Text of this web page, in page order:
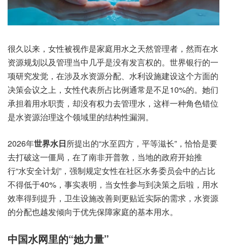
很久以来，女性被视作是家庭用水之天然管理者，然而在水
资源规划以及管理当中几乎是没有发言权的。世界银行的一
项研究发觉，在涉及水资源分配、水利设施建设这个方面的
决策会议之上，女性代表所占比例通常是不足10%的。她们
承担着用水职责，却没有权力去管理水，这样一种角色错位
是水资源治理这个领域里的结构性漏洞。
2026年世界水日所提出的“水至四方，平等滋长”，恰恰是要
去打破这一僵局，在了南非开普敦，当地的政府开始推
行“水安全计划”，强制规定女性在社区水务委员会中的占比
不得低于40%，事实表明，当女性参与到决策之后啦，用水
效率得到提升，卫生设施改善则更贴近实际的需求，水资源
的分配也越发倾向于优先保障家庭的基本用水。
中国水网里的“她力量”